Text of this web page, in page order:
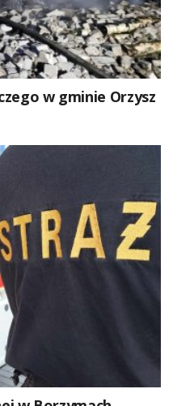
w gminie Orzysz